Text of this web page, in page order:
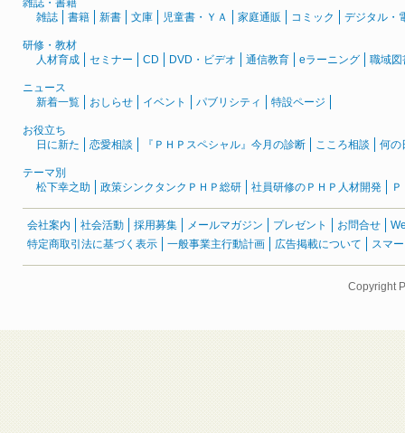
雑誌・書籍
雑誌
書籍 新書 文庫 児童書・ＹＡ 家庭通販 コミック デジタル・
研修・教材
人材育成
セミナー CD DVD・ビデオ 通信教育 eラーニング 職域図
ニュース
新着一覧
おしらせ イベント パブリシティ 特設ページ
お役立ち
日に新た
恋愛相談 『ＰＨＰスペシャル』今月の診断 こころ相談 何の
テーマ別
松下幸之助
政策シンクタンクＰＨＰ総研 社員研修のＰＨＰ人材開発
会社案内 社会活動 採用募集 メールマガジン プレゼント お問合せ
特定商取引法に基づく表示
一般事業主行動計画 広告掲載について スマ
Copyright